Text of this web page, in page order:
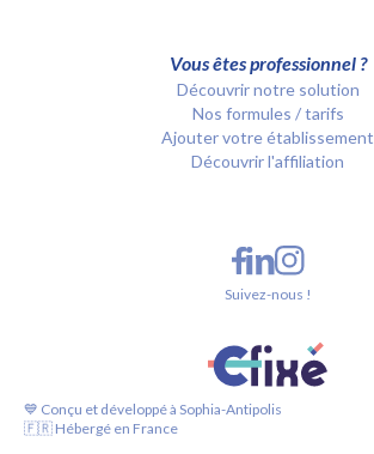
Vous êtes professionnel ?
Découvrir notre solution
Nos formules / tarifs
Ajouter votre établissement
Découvrir l'affiliation
💙 Conçu et développé à Sophia-Antipolis
🇫🇷 Hébergé en France
Suivez-nous !